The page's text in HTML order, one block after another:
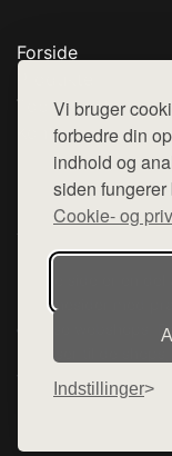
Vi bruger
forbedre din
indhold og
siden
Cookie- og
Indstillinger
Forside
Top Rabatter
Kontakt
Denne side er en
hjemmesider med
diverse webshops.
henviser til de
varerne på lager.